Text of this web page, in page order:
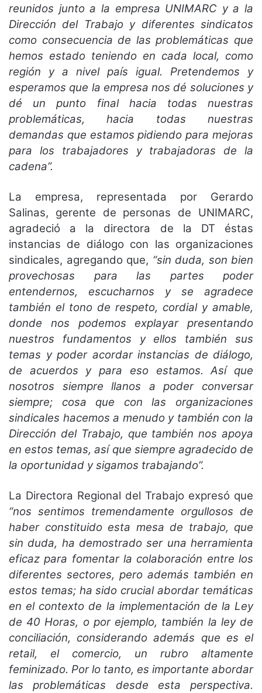
reunidos junto a la empresa UNIMARC y a la
Dirección del Trabajo y diferentes sindicatos
como consecuencia de las problemáticas que
hemos estado teniendo en cada local, como
región y a nivel país igual. Pretendemos y
esperamos que la empresa nos dé soluciones y
dé un punto final hacia todas nuestras
problemáticas, hacia todas nuestras
demandas que estamos pidiendo para mejoras
para los trabajadores y trabajadoras de la
cadena”.
La empresa, representada por Gerardo
Salinas, gerente de personas de UNIMARC,
agradeció a la directora de la DT éstas
instancias de diálogo con las organizaciones
sindicales, agregando que, “sin duda, son bien
provechosas para las partes poder
entendernos, escucharnos y se agradece
también el tono de respeto, cordial y amable,
donde nos podemos explayar presentando
nuestros fundamentos y ellos también sus
temas y poder acordar instancias de diálogo,
de acuerdos y para eso estamos. Así que
nosotros siempre llanos a poder conversar
siempre; cosa que con las organizaciones
sindicales hacemos a menudo y también con la
Dirección del Trabajo, que también nos apoya
en estos temas, así que siempre agradecido de
la oportunidad y sigamos trabajando”.
La Directora Regional del Trabajo expresó que
“nos sentimos tremendamente orgullosos de
haber constituido esta mesa de trabajo, que
sin duda, ha demostrado ser una herramienta
eficaz para fomentar la colaboración entre los
diferentes sectores, pero además también en
estos temas; ha sido crucial abordar temáticas
en el contexto de la implementación de la Ley
de 40 Horas, o por ejemplo, también la ley de
conciliación, considerando además que es el
retail, el comercio, un rubro altamente
feminizado. Por lo tanto, es importante abordar
las problemáticas desde esta perspectiva.